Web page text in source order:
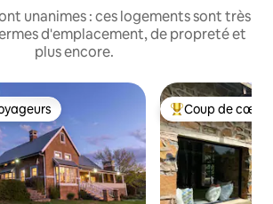
unanimes : ces logements sont très
d'emplacement, de propreté et
plus encore.
Coups de cœur
Coup de cœur